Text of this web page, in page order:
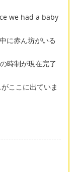
we had a baby
に赤ん坊がいる
時制が現在完了
ここに出ていま